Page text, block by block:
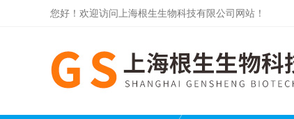
您好！欢迎访问上海根生生物科技有限公司网站！